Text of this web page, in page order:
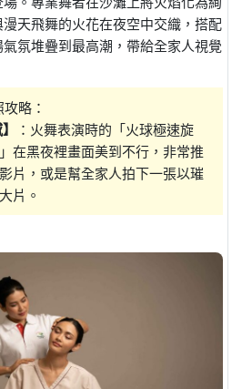
天飛舞的火花在夜空中交織，搭配
氛堆疊到最高潮，帶給全家人視覺
略：
：火舞表演時的「火球極速旋
在黑夜裡畫面美到不行，非常推
片，或是幫全家人拍下一張以璀
片。